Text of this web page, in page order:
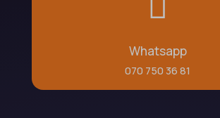
Whatsapp
070 750 36 81